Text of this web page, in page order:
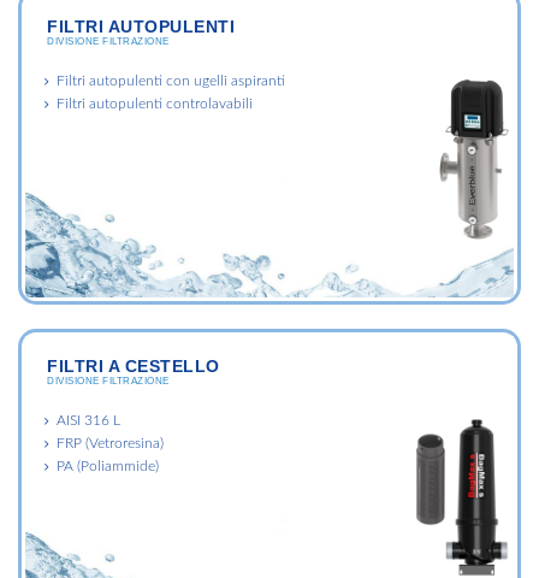
FILTRI AUTOPULENTI
DIVISIONE FILTRAZIONE
Filtri autopulenti con ugelli aspiranti
Filtri autopulenti controlavabili
FILTRI A CESTELLO
DIVISIONE FILTRAZIONE
AISI 316 L
FRP (Vetroresina)
PA (Poliammide)